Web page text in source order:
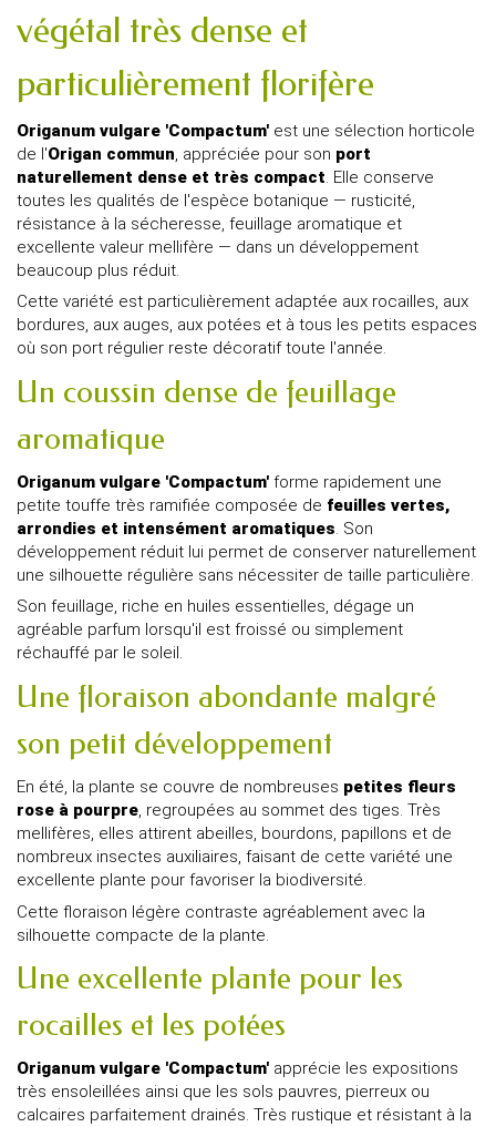
végétal très dense et
particulièrement florifère
Origanum vulgare 'Compactum' est une sélection horticole
de l'Origan commun, appréciée pour son port
naturellement dense et très compact. Elle conserve
toutes les qualités de l'espèce botanique — rusticité,
résistance à la sécheresse, feuillage aromatique et
excellente valeur mellifère — dans un développement
beaucoup plus réduit.
Cette variété est particulièrement adaptée aux rocailles, aux
bordures, aux auges, aux potées et à tous les petits espaces
où son port régulier reste décoratif toute l'année.
Un coussin dense de feuillage
aromatique
Origanum vulgare 'Compactum' forme rapidement une
petite touffe très ramifiée composée de feuilles vertes,
arrondies et intensément aromatiques. Son
développement réduit lui permet de conserver naturellement
une silhouette régulière sans nécessiter de taille particulière.
Son feuillage, riche en huiles essentielles, dégage un
agréable parfum lorsqu'il est froissé ou simplement
réchauffé par le soleil.
Une floraison abondante malgré
son petit développement
En été, la plante se couvre de nombreuses petites fleurs
rose à pourpre, regroupées au sommet des tiges. Très
mellifères, elles attirent abeilles, bourdons, papillons et de
nombreux insectes auxiliaires, faisant de cette variété une
excellente plante pour favoriser la biodiversité.
Cette floraison légère contraste agréablement avec la
silhouette compacte de la plante.
Une excellente plante pour les
rocailles et les potées
Origanum vulgare 'Compactum' apprécie les expositions
très ensoleillées ainsi que les sols pauvres, pierreux ou
calcaires parfaitement drainés. Très rustique et résistant à la